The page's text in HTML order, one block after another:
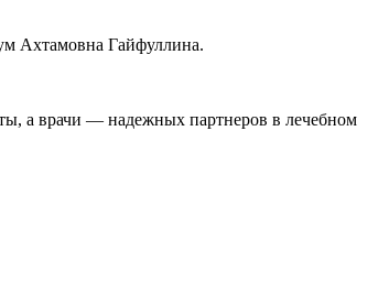
Ахтамовна Гайфуллина.
а врачи — надежных партнеров в лечебном